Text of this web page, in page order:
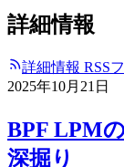
詳細情報
詳細情報 RSS
2025年10月21日
BPF LPM
深掘り